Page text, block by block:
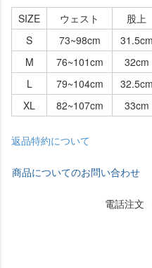
SIZE ウェスト 股上
S
73~98cm 31.5cm
M
76~101cm 32cm
L
79~104cm 32.5cm
XL
82~107cm 33cm
返品特約について
商品についてのお問い合わせ
電話注文